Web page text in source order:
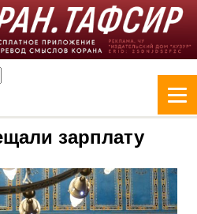
зарплату